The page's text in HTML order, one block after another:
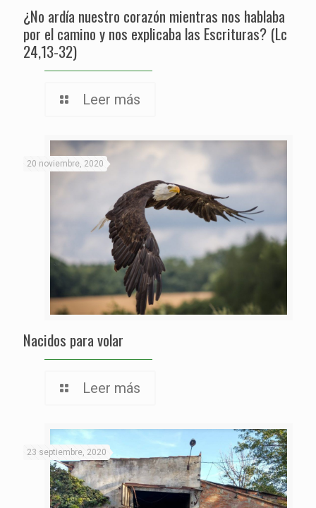
¿No ardía nuestro corazón mientras nos hablaba
por el camino y nos explicaba las Escrituras? (Lc
24,13-32)
Leer más
20 noviembre, 2020
Nacidos para volar
Leer más
23 septiembre, 2020